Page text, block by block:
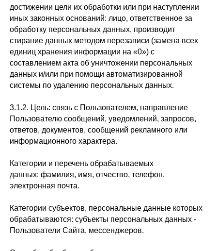
достижении цели их обработки или при наступлении
иных законных оснований: лицо, ответственное за
обработку персональных данных, производит
стирание данных методом перезаписи (замена всех
единиц хранения информации на «0») с
составлением акта об уничтожении персональных
данных и/или при помощи автоматизированной
системы по удалению персональных данных.
3.1.2. Цель: связь с Пользователем, направление
Пользователю сообщений, уведомлений, запросов,
ответов, документов, сообщений рекламного или
информационного характера.
Категории и перечень обрабатываемых
данных: фамилия, имя, отчество, телефон,
электронная почта.
Категории субъектов, персональные данные которых
обрабатываются: субъекты персональных данных -
Пользователи Сайта, мессенджеров.